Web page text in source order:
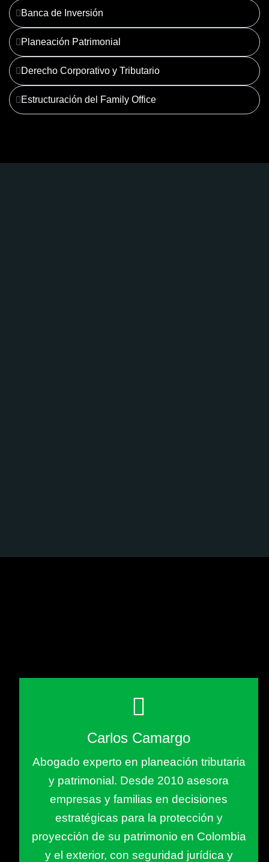
Banca de Inversión
Planeación Patrimonial
Derecho Corporativo y Tributario
Estructuración del Family Office
Carlos Camargo
Abogado experto en planeación tributaria
y patrimonial. Desde 2010 asesora
empresas y familias en decisiones
estratégicas para la protección y
proyección de su patrimonio en Colombia
y el exterior, con seguridad jurídica y